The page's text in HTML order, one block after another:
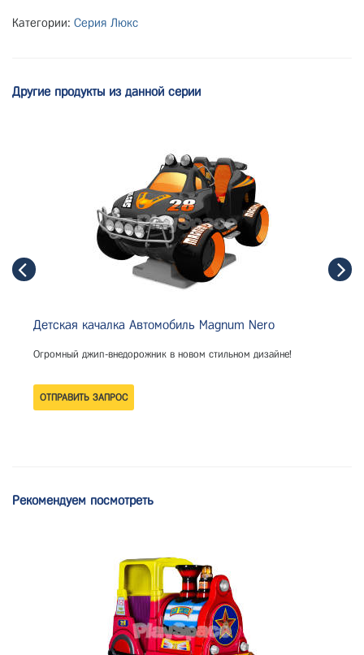
Категории: Серия Люкс
Другие продукты из данной серии
Детская качалка Автомобиль Magnum Nero
Огромный джип-внедорожник в новом стильном дизайне!
Рекомендуем посмотреть